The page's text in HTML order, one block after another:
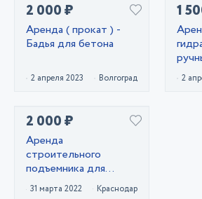
2 000 ₽
Аренда ( прокат ) -
Бадья для бетона
2 апреля 2023 Волгоград
1
2
2 000 ₽
Аренда
строительного
подъемника для
работ на высоте (
31 марта 2022 Краснодар